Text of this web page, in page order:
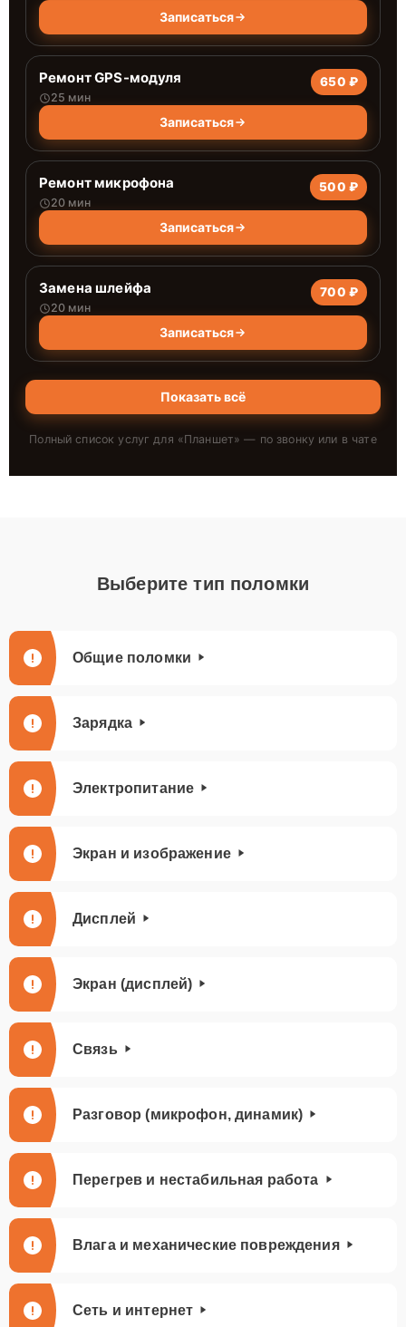
Записаться
Ремонт GPS-модуля
25 мин
650 ₽
Записаться
Ремонт микрофона
20 мин
500 ₽
Записаться
Замена шлейфа
20 мин
700 ₽
Записаться
Показать всё
Полный список услуг для «Планшет» — по звонку или в чате
Выберите тип поломки
Общие поломки
Зарядка
Электропитание
Экран и изображение
Дисплей
Экран (дисплей)
Связь
Разговор (микрофон, динамик)
Перегрев и нестабильная работа
Влага и механические повреждения
Сеть и интернет